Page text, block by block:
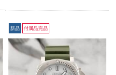
新品 付属品完品